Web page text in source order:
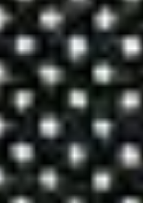
BESTAND
LERNEN
PROJEKT